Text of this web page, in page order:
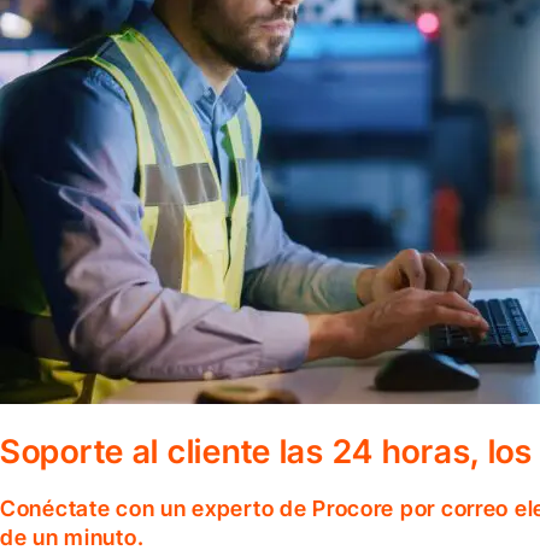
Soporte al cliente las 24 horas,
Conéctate con un experto de Procore por correo
de un minuto.